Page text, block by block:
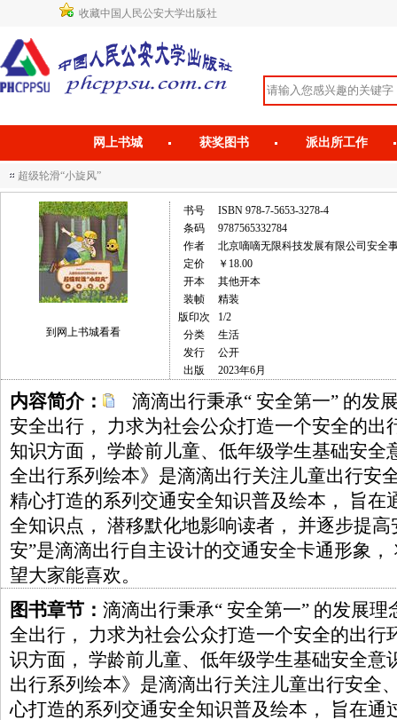
收藏中国人民公安大学出版社
网上书城 获奖图书 派出所工作
超级轮滑“小旋风”
到网上书城看看
书号
ISBN 978-7-5653-3278-4
条码
9787565332784
作者
北京嘀嘀无限科技发展有限公司安全
定价
￥18.00
开本
其他开本
装帧
精装
版印次
1/2
分类
生活
发行
公开
出版
2023年6月
内容简介：
滴滴出行秉承“ 安全第一” 的发
安全出行， 力求为社会公众打造一个安全的出
知识方面， 学龄前儿童、低年级学生基础安全
全出行系列绘本》是滴滴出行关注儿童出行安
精心打造的系列交通安全知识普及绘本， 旨在
全知识点， 潜移默化地影响读者， 并逐步提
安”是滴滴出行自主设计的交通安全卡通形象
望大家能喜欢。
图书章节： 滴滴出行秉承“ 安全第一” 的发展
全出行， 力求为社会公众打造一个安全的出行
识方面， 学龄前儿童、低年级学生基础安全意
出行系列绘本》是滴滴出行关注儿童出行安全
心打造的系列交通安全知识普及绘本， 旨在通